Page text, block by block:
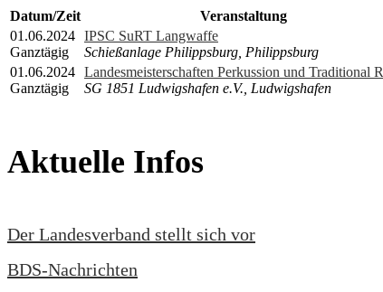
Datum/Zeit
Veranstaltung
01.06.2024
Ganztägig
IPSC SuRT Langwaffe
Schießanlage Philippsburg, Philippsburg
01.06.2024
Ganztägig
Landesmeisterschaften Perkussion und Traditional
SG 1851 Ludwigshafen e.V., Ludwigshafen
Aktuelle Infos
Der Landesverband stellt sich vor
BDS-Nachrichten